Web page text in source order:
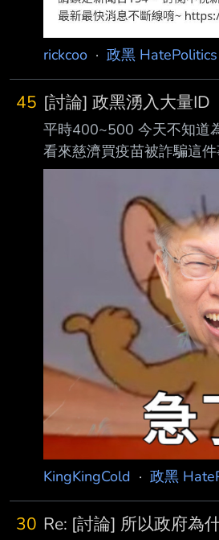
rickcoo · 政黑 HatePolitics
45 [討論] 政黑湧入大量ID
平時400~500 今天不知道
看來慈濟買疫苗被詐騙這
搞到藍白共網軍都坐不住
當初怎麼黑陳時中洗地 不
來 一堆藍白共政治人物忽
除了加碼加註死不認錯之
滅火 所以變成 他們在麥克
騙藍白支持者 同時出現一
ID幫他們洗地洗白 竄改歷
的那套發霉論述拿出來用
KingKingCold · 政黑
30 Re: [討論] 所以政府為